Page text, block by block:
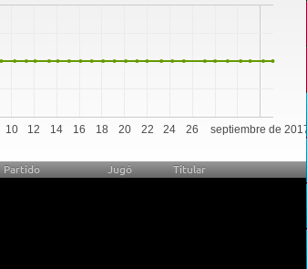
septiembre de 2017
10 12 14 16 18 20 22 24 26
Partido Jugó Titular